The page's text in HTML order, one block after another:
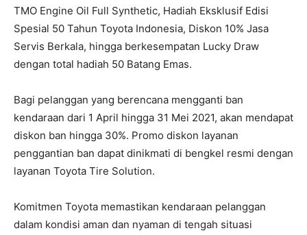
TMO Engine Oil Full Synthetic, Hadiah Eksklusif Edisi
Spesial 50 Tahun Toyota Indonesia, Diskon 10% Jasa
Servis Berkala, hingga berkesempatan Lucky Draw
dengan total hadiah 50 Batang Emas.
Bagi pelanggan yang berencana mengganti ban
kendaraan dari 1 April hingga 31 Mei 2021, akan mendapat
diskon ban hingga 30%. Promo diskon layanan
penggantian ban dapat dinikmati di bengkel resmi dengan
layanan Toyota Tire Solution.
Komitmen Toyota memastikan kendaraan pelanggan
dalam kondisi aman dan nyaman di tengah situasi